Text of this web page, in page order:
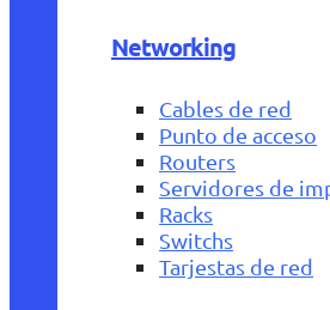
Networking
Cables de red
Punto de acceso
Routers
Servidores de
Racks
Switchs
Tarjestas de red